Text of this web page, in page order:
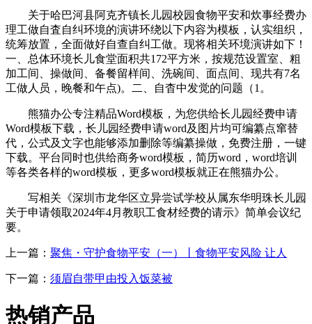
关于哈巴河县阿克齐镇长儿园校园食物平安和炊事经费办
理工做自査自纠环境的演讲环绕以下内容为模板，认实组织，
统筹放置，全面做好自查自纠工做。现将相关环境演讲如下！
一、总体环境长儿食堂面积共172平方米，按规范设置室、粗
加工间、操做间、备餐留样间、洗碗间、面点间、现共有7名
工做人员，晚餐和午点)。二、自杳中发觉的问题（1。
熊猫办公专注精品Word模板，为您供给长儿园经费申请
Word模板下载，长儿园经费申请word及图片均可编纂点窜替
代，公式及文字也能够添加删除等编纂操做，免费注册，一键
下载。平台同时也供给商务word模板，简历word，word培训
等各类各样的word模板，更多word模板就正在熊猫办公。
写相关《深圳市龙华区立异尝试学校从属东华明珠长儿园
关于申请领取2024年4月教职工食材经费的请示》简单会议纪
要。
上一篇： 聚焦・守护食物平安（一）丨食物平安风险 让人
下一篇： 须眉自带甲由投入饭菜被
热销产品